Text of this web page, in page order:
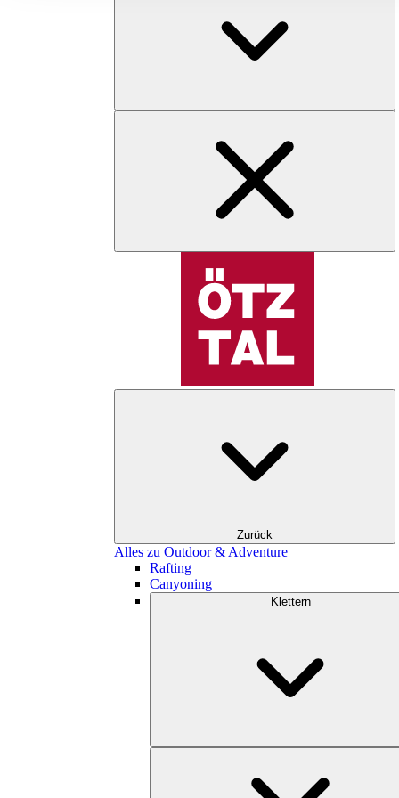
Zurück
Alles zu Outdoor & Adventure
Rafting
Canyoning
Klettern